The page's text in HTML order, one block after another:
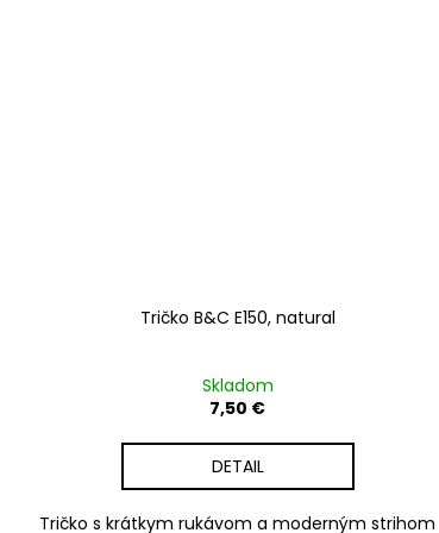
Tričko B&C E150, natural
Skladom
7,50 €
DETAIL
Tričko s krátkym rukávom a moderným strihom